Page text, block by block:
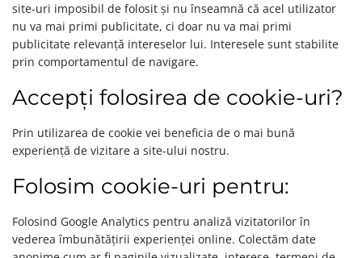
site-uri imposibil de folosit și nu înseamnă că acel utilizator
nu va mai primi publicitate, ci doar nu va mai primi
publicitate relevanță intereselor lui. Interesele sunt stabilite
prin comportamentul de navigare.
Accepți folosirea de cookie-uri?
Prin utilizarea de cookie vei beneficia de o mai bună
experiență de vizitare a site-ului nostru.
Folosim cookie-uri pentru:
Folosind Google Analytics pentru analiză vizitatorilor în
vederea îmbunătățirii experienței online. Colectăm date